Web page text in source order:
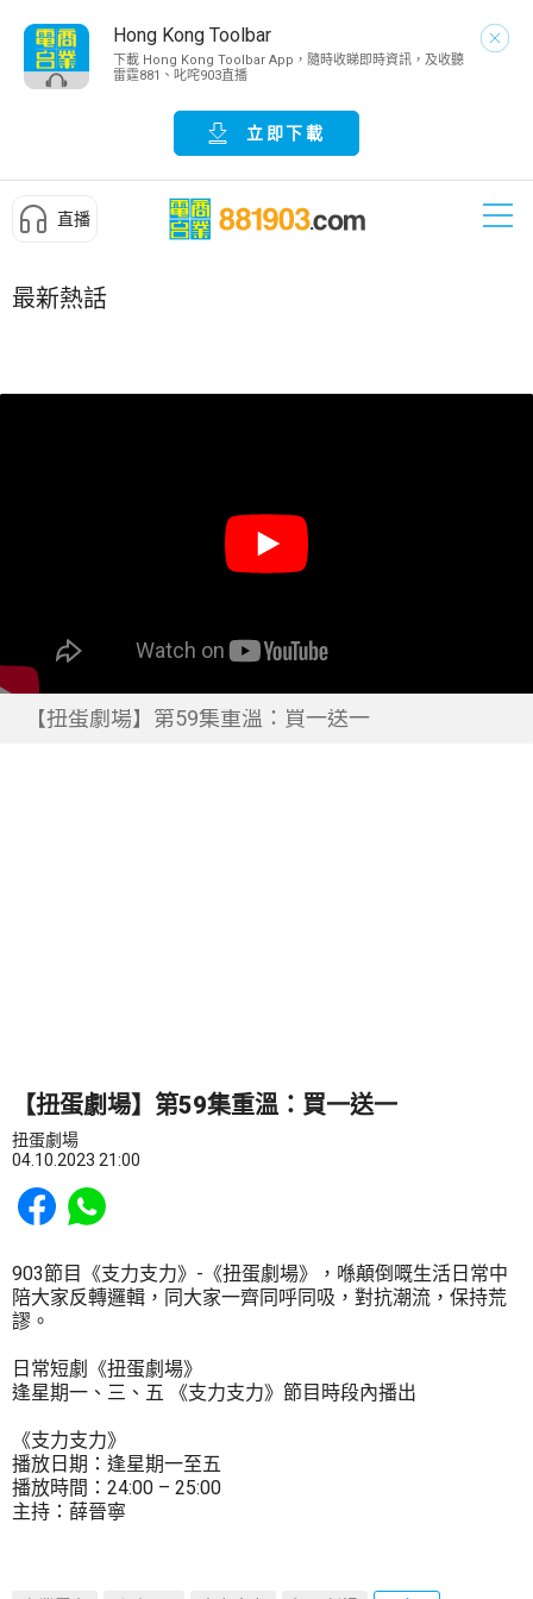
Hong Kong Toolbar
下載 Hong Kong Toolbar App，隨時收睇即時資訊，及收聽
雷霆881、叱咤903直播
立即下載
直播
最新熱話
【扭蛋劇場】第59集重溫：買一送一
【扭蛋劇場】第59集重溫：買一送一
扭蛋劇場
04.10.2023 21:00
Share to Facebook
Share to WhatsApp
903節目《支力支力》-《扭蛋劇場》，喺顛倒嘅生活日常中
陪大家反轉邏輯，同大家一齊同呼同吸，對抗潮流，保持荒
謬。
日常短劇《扭蛋劇場》
逢星期一、三、五 《支力支力》節目時段內播出
《支力支力》
播放日期：逢星期一至五
播放時間：24:00 – 25:00
主持：薛晉寧